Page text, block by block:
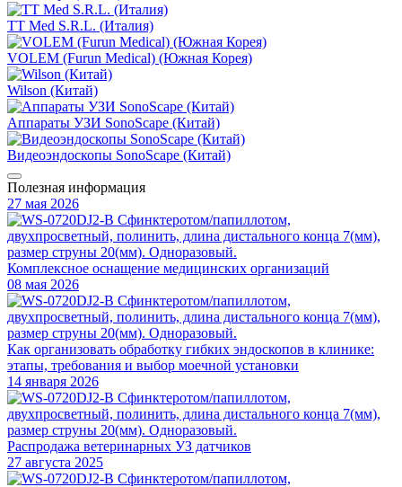
TT Med S.R.L. (Италия)
VOLEM (Furun Medical) (Южная Корея)
Wilson (Китай)
Аппараты УЗИ SonoScape (Китай)
Видеоэндоскопы SonoScape (Китай)
Полезная информация
27 мая 2026
Комплексное оснащение медицинских организаций
08 мая 2026
Как организовать обработку гибких эндоскопов в клинике:
этапы, требования и выбор моечной установки
14 января 2026
Распродажа ветеринарных УЗ датчиков
27 августа 2025